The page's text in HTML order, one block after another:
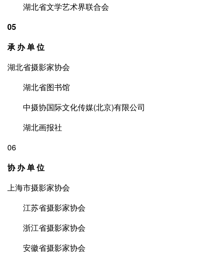
湖北省文学艺术界联合会
05
承 办 单 位
湖北省摄影家协会
湖北省图书馆
中摄协国际文化传媒(北京)有限公司
湖北画报社
06
协 办 单 位
上海市摄影家协会
江苏省摄影家协会
浙江省摄影家协会
安徽省摄影家协会